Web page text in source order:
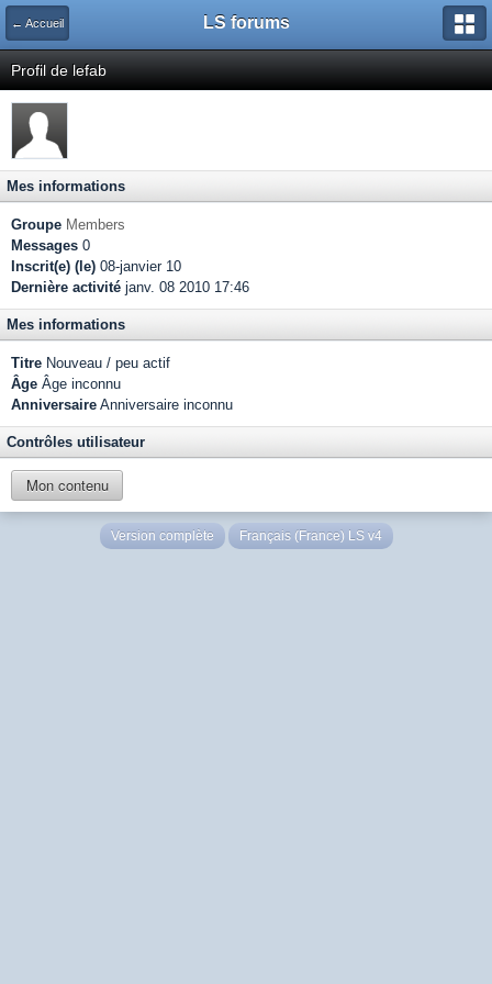
← Accueil LS forums
Profil de lefab
Mes informations
Groupe Members
Messages 0
Inscrit(e) (le) 08-janvier 10
Dernière activité janv. 08 2010 17:46
Mes informations
Titre Nouveau / peu actif
Âge Âge inconnu
Anniversaire Anniversaire inconnu
Contrôles utilisateur
Mon contenu
Version complète Français (France) LS v4